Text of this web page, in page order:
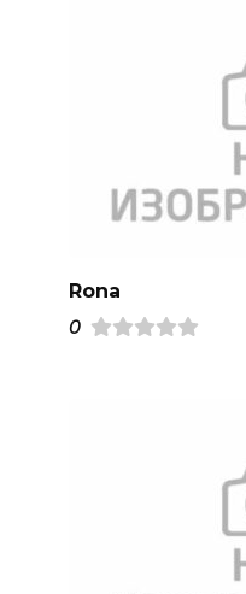
Rona
0